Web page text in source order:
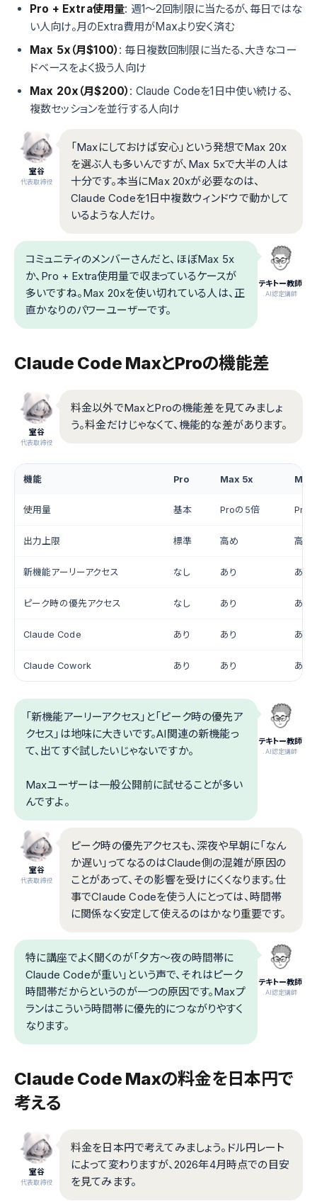
Pro + Extra使用量: 週1〜2回制限に当たるが、毎日ではな
い人向け。月のExtra費用がMaxより安く済む
Max 5x（月$100） : 毎日複数回制限に当たる、大きなコー
ドベースをよく扱う人向け
Max 20x（月$200） : Claude Codeを1日中使い続ける、
複数セッションを並行する人向け
室谷
代表取締役
「Maxにしておけば安心」という発想でMax 20x
を選ぶ人も多いんですが、Max 5xで大半の人は
十分です。本当にMax 20xが必要なのは、
Claude Codeを1日中複数ウィンドウで動かして
いるような人だけ。
テキトー教師
.AI認定講師
コミュニティのメンバーさんだと、ほぼMax 5x
か、Pro + Extra使用量で収まっているケースが
多いですね。Max 20xを使い切れている人は、正
直かなりのパワーユーザーです。
Claude Code MaxとProの機能差
室谷
代表取締役
料金以外でMaxとProの機能差を見てみましょ
う。料金だけじゃなくて、機能的な差があります。
機能 Pro Max 5x Max
使用量 基本 Proの5倍 Pro
出力上限 標準 高め 高め
新機能アーリーアクセス なし あり あり
ピーク時の優先アクセス なし あり あり
Claude Code あり あり あり
Claude Cowork あり あり あり
テキトー教師
.AI認定講師
「新機能アーリーアクセス」と「ピーク時の優先ア
クセス」は地味に大きいです。AI関連の新機能っ
て、出てすぐ試したいじゃないですか。
Maxユーザーは一般公開前に試せることが多い
んですよ。
室谷
代表取締役
ピーク時の優先アクセスも、深夜や早朝に「なん
か遅い」ってなるのはClaude側の混雑が原因の
ことがあって、その影響を受けにくくなります。仕
事でClaude Codeを使う人にとっては、時間帯
に関係なく安定して使えるのはかなり重要です。
テキトー教師
.AI認定講師
特に講座でよく聞くのが「夕方〜夜の時間帯に
Claude Codeが重い」という声で、それはピーク
時間帯だからというのが一つの原因です。Maxプ
ランはこういう時間帯に優先的につながりやすく
なります。
Claude Code Maxの料金を日本円で
考える
室谷
代表取締役
料金を日本円で考えてみましょう。ドル円レート
によって変わりますが、2026年4月時点での目安
を見てみます。